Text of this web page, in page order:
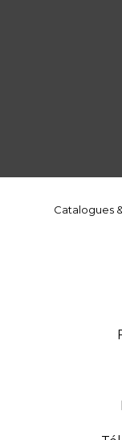
Catalogues